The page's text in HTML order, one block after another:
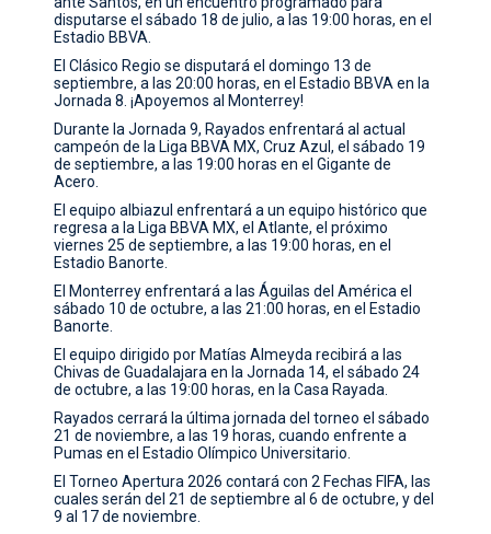
disputarse el sábado 18 de julio, a las 19:00 horas, en el
Estadio BBVA.
El Clásico Regio se disputará el domingo 13 de
septiembre, a las 20:00 horas, en el Estadio BBVA en la
Jornada 8. ¡Apoyemos al Monterrey!
Durante la Jornada 9, Rayados enfrentará al actual
campeón de la Liga BBVA MX, Cruz Azul, el sábado 19
de septiembre, a las 19:00 horas en el Gigante de
Acero.
El equipo albiazul enfrentará a un equipo histórico que
regresa a la Liga BBVA MX, el Atlante, el próximo
viernes 25 de septiembre, a las 19:00 horas, en el
Estadio Banorte.
El Monterrey enfrentará a las Águilas del América el
sábado 10 de octubre, a las 21:00 horas, en el Estadio
Banorte.
El equipo dirigido por Matías Almeyda recibirá a las
Chivas de Guadalajara en la Jornada 14, el sábado 24
de octubre, a las 19:00 horas, en la Casa Rayada.
Rayados cerrará la última jornada del torneo el sábado
21 de noviembre, a las 19 horas, cuando enfrente a
Pumas en el Estadio Olímpico Universitario.
El Torneo Apertura 2026 contará con 2 Fechas FIFA, las
cuales serán del 21 de septiembre al 6 de octubre, y del
9 al 17 de noviembre.